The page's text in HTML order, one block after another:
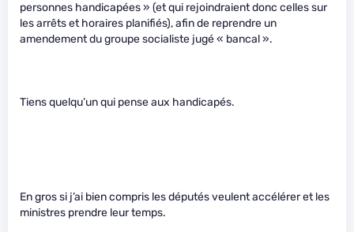
personnes handicapées » (et qui rejoindraient donc celles sur
les arrêts et horaires planifiés), afin de reprendre un
amendement du groupe socialiste jugé « bancal ».
Tiens quelqu’un qui pense aux handicapés.
En gros si j’ai bien compris les députés veulent accélérer et les
ministres prendre leur temps.